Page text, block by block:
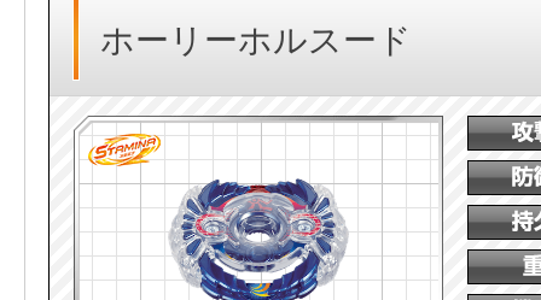
ホーリーホルスード